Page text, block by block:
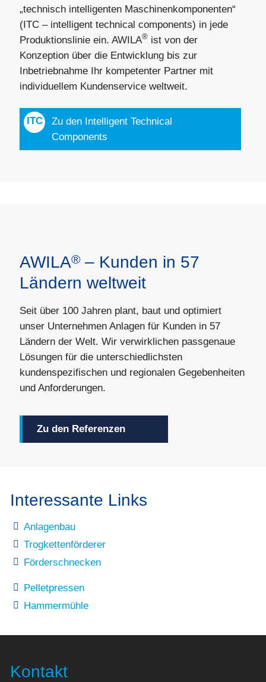
„technisch intelligenten Maschinenkomponenten“
(ITC – intelligent technical components) in jede
Produktionslinie ein. AWILA® ist von der
Konzeption über die Entwicklung bis zur
Inbetriebnahme Ihr kompetenter Partner mit
individuellem Kundenservice weltweit.
Zu den Intelligent Technical
Components
AWILA® – Kunden in 57
Ländern weltweit
Seit über 100 Jahren plant, baut und optimiert
unser Unternehmen Anlagen für Kunden in 57
Ländern der Welt. Wir verwirklichen passgenaue
Lösungen für die unterschiedlichsten
kundenspezifischen und regionalen Gegebenheiten
und Anforderungen.
Zu den Referenzen
Interessante Links
Anlagenbau
Trogkettenförderer
Förderschnecken
Pelletpressen
Hammermühle
Kontakt